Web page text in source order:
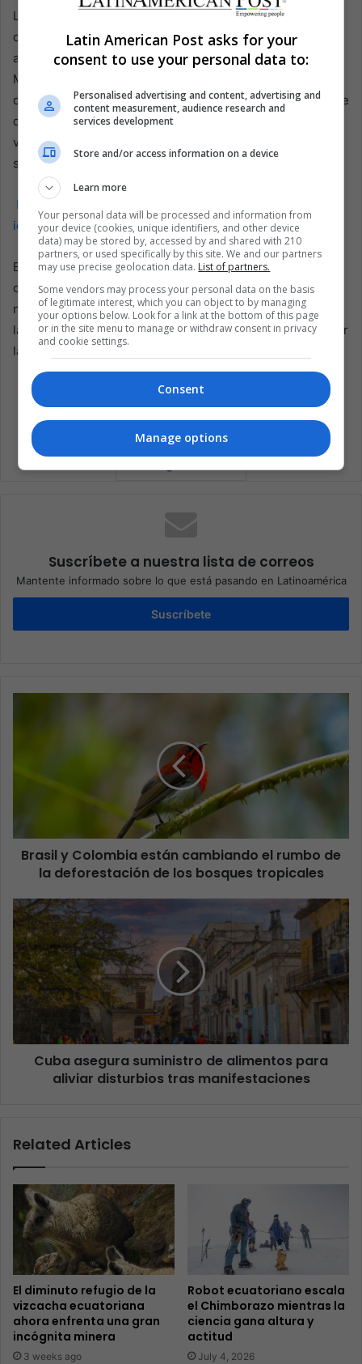
La terrible experiencia de Quito es un claro recordatorio
de los desafíos ambientales y de infraestructura más
amplios que enfrentan las ciudades latinoamericanas.
Mientras los centros urbanos enfrentan la doble amenaza
de los desastres naturales y la rápida urbanización, el viaje
de Quito desde la emergencia a la recuperación ofrece
valiosas lecciones de resiliencia, planificación y
solidaridad comunitaria.
Lea también:
identifica áreas clave para la biodiversidad
En esencia, la experiencia de Quito ilumina el camino para
otras ciudades de América Latina, enfatizando la
necesidad de preparación, desarrollo urbano sostenible y
la creación de comunidades resilientes capaces de resistir
las pruebas de la naturaleza.
Ecuador Medio ambiente
Suscríbete a nuestra lista de correos
Mantente informado sobre lo que está pasando en Latinoamérica
Suscríbete
Brasil y Colombia están cambiando el rumbo de
la deforestación de los bosques tropicales
Cuba asegura suministro de alimentos para
aliviar disturbios tras manifestaciones
Related Articles
El diminuto refugio de la
vizcacha ecuatoriana
ahora enfrenta una gran
incógnita minera
3 weeks ago
Robot ecuatoriano escala
el Chimborazo mientras la
ciencia gana altura y
actitud
July 4, 2026
Latin American Post asks for your
consent to use your personal data to:
Personalised advertising and content, advertising and
content measurement, audience research and
services development
Store and/or access information on a device
Learn more
Your personal data will be processed and information from
your device (cookies, unique identifiers, and other device
data) may be stored by, accessed by and shared with 210
partners, or used specifically by this site. We and our partners
may use precise geolocation data. List of partners.
Some vendors may process your personal data on the basis
of legitimate interest, which you can object to by managing
your options below. Look for a link at the bottom of this page
or in the site menu to manage or withdraw consent in privacy
and cookie settings.
Consent
Manage options